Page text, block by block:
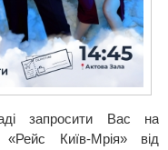
запросити Вас на
«Рейс Київ-Мрія» від